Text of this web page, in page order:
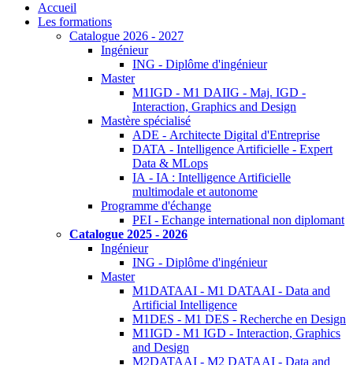
Accueil
Les formations
Catalogue 2026 - 2027
Ingénieur
ING - Diplôme d'ingénieur
Master
M1IGD - M1 DAIIG - Maj. IGD -
Interaction, Graphics and Design
Mastère spécialisé
ADE - Architecte Digital d'Entreprise
DATA - Intelligence Artificielle - Expert
Data & MLops
IA - IA : Intelligence Artificielle
multimodale et autonome
Programme d'échange
PEI - Echange international non diplomant
Catalogue 2025 - 2026
Ingénieur
ING - Diplôme d'ingénieur
Master
M1DATAAI - M1 DATAAI - Data and
Artificial Intelligence
M1DES - M1 DES - Recherche en Design
M1IGD - M1 IGD - Interaction, Graphics
and Design
M2DATAAI - M2 DATAAI - Data and